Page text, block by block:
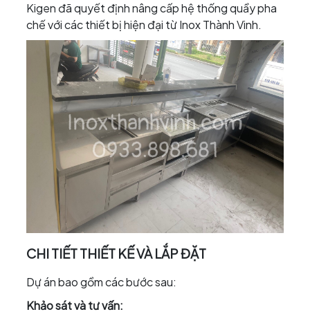
Kigen đã quyết định nâng cấp hệ thống quầy pha
chế với các thiết bị hiện đại từ Inox Thành Vinh.
CHI TIẾT THIẾT KẾ VÀ LẮP ĐẶT
Dự án bao gồm các bước sau:
Khảo sát và tư vấn: